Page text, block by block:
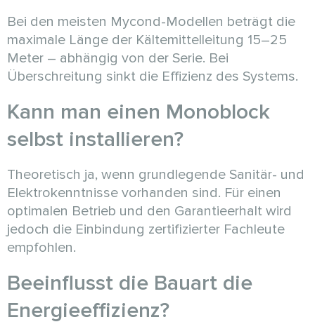
Bei den meisten Mycond-Modellen beträgt die
maximale Länge der Kältemittelleitung 15–25
Meter – abhängig von der Serie. Bei
Überschreitung sinkt die Effizienz des Systems.
Kann man einen Monoblock
selbst installieren?
Theoretisch ja, wenn grundlegende Sanitär- und
Elektrokenntnisse vorhanden sind. Für einen
optimalen Betrieb und den Garantieerhalt wird
jedoch die Einbindung zertifizierter Fachleute
empfohlen.
Beeinflusst die Bauart die
Energieeffizienz?